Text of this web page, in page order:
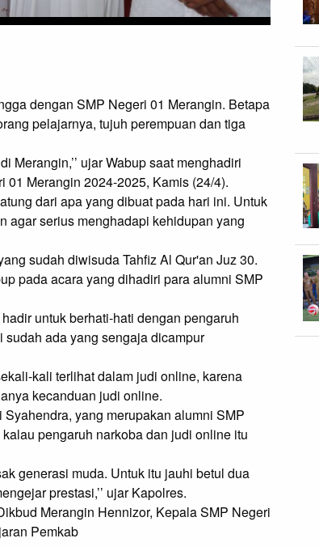
dengan SMP Negeri 01 Merangin. Betapa
pelajarnya, tujuh perempuan dan tiga
Merangin,’’ ujar Wabup saat menghadiri
01 Merangin 2024-2025, Kamis (24/4).
dari apa yang dibuat pada hari ini. Untuk
agar serius menghadapi kehidupan yang
sudah diwisuda Tahfiz Al Qur'an Juz 30.
pada acara yang dihadiri para alumni SMP
untuk berhati-hati dengan pengaruh
ada yang sengaja dicampur
kali terlihat dalam judi online, karena
kecanduan judi online.
yang merupakan alumni SMP
pengaruh narkoba dan judi online itu
generasi muda. Untuk itu jauhi betul dua
prestasi,’’ ujar Kapolres.
Merangin Hennizor, Kepala SMP Negeri
Pemkab